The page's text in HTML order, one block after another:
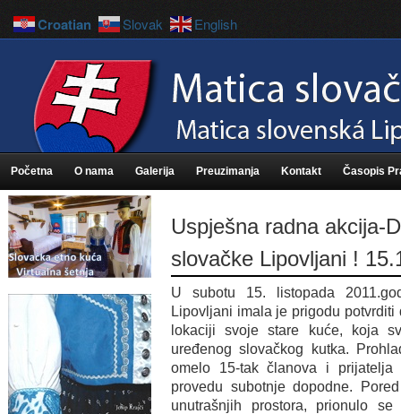
Početna O nama Galerija Preuzimanja Kontakt Časopis
Uspješna radna akcija-
slovačke Lipovljani !
U subotu 15. listopada
Lipovljani imala je prigodu
lokaciji svoje stare kuće, koja
uređenog slovačkog kutka.
omelo 15-tak članova i
provedu subotnje dopodne.
unutrašnjih prostora, prionulo
Croatian Slovak English